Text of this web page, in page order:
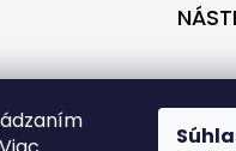
V SPOLUPRÁCI S